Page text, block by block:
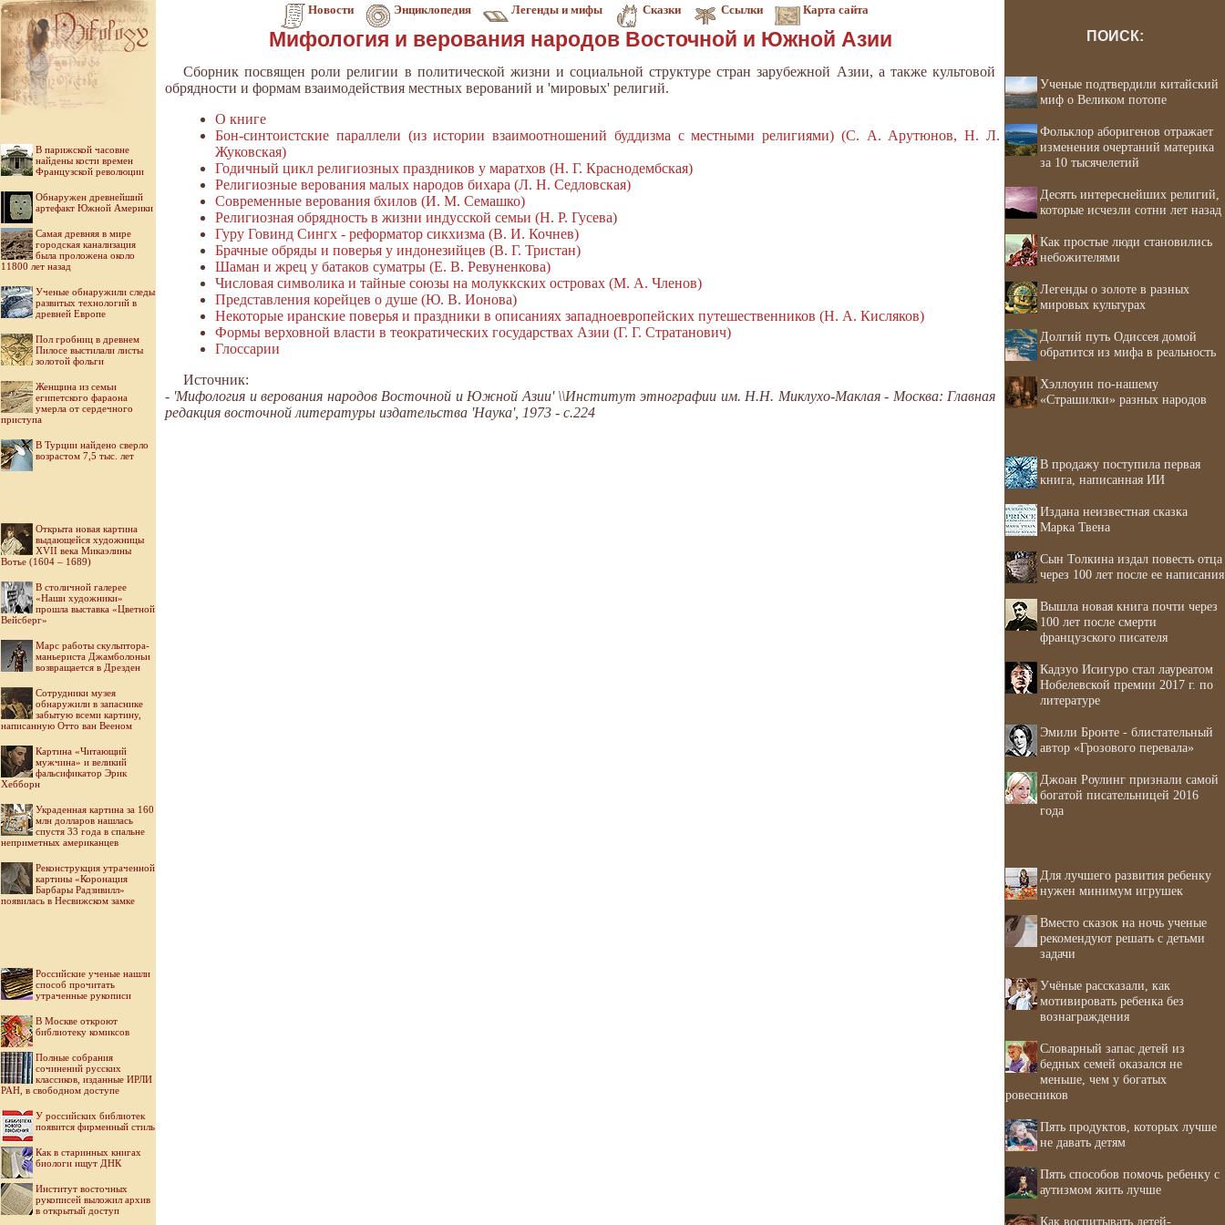
Новости Энциклопедия Легенды и мифы Сказки Ссылки Карта сайта
В парижской часовне
найдены кости времен
Французской революции
Обнаружен древнейший
артефакт Южной Америки
Самая древняя в мире
городская канализация
была проложена около
11800 лет назад
Ученые обнаружили следы
развитых технологий в
древней Европе
Пол гробниц в древнем
Пилосе выстилали листы
золотой фольги
Женщина из семьи
египетского фараона
умерла от сердечного
приступа
В Турции найдено сверло
возрастом 7,5 тыс. лет
Открыта новая картина
выдающейся художницы
XVII века Микаэлины
Вотье (1604 – 1689)
В столичной галерее
«Наши художники»
прошла выставка «Цветной
Вейсберг»
Марс работы скульптора-
маньериста Джамболоньи
возвращается в Дрезден
Cотрудники музея
обнаружили в запаснике
забытую всеми картину,
написанную Отто ван Вееном
Картина «Читающий
мужчина» и великий
фальсификатор Эрик
Хебборн
Украденная картина за 160
млн долларов нашлась
спустя 33 года в спальне
неприметных американцев
Реконструкция утраченной
картины «Коронация
Барбары Радзивилл»
появилась в Несвижском замке
Российские ученые нашли
способ прочитать
утраченные рукописи
В Москве откроют
библиотеку комиксов
Полные собрания
сочинений русских
классиков, изданные ИРЛИ
РАН, в свободном доступе
У российских библиотек
появится фирменный стиль
Как в старинных книгах
биологи ищут ДНК
Институт восточных
рукописей выложил архив
в открытый доступ
Мифология и верования народов Восточной и Южной Азии
Сборник посвящен роли религии в политической жизни и социальной структуре стран зарубежной Азии, а также культовой
обрядности и формам взаимодействия местных верований и 'мировых' религий.
О книге
Бон-синтоистские параллели (из истории взаимоотношений буддизма с местными религиями) (С. А. Арутюнов, Н. Л.
Жуковская)
Годичный цикл религиозных праздников у маратхов (Н. Г. Краснодембская)
Религиозные верования малых народов бихара (Л. Н. Седловская)
Современные верования бхилов (И. М. Семашко)
Религиозная обрядность в жизни индусской семьи (Н. Р. Гусева)
Гуру Говинд Сингх - реформатор сикхизма (В. И. Кочнев)
Брачные обряды и поверья у индонезийцев (В. Г. Тристан)
Шаман и жрец у батаков суматры (Е. В. Ревуненкова)
Числовая символика и тайные союзы на молуккских островах (М. А. Членов)
Представления корейцев о душе (Ю. В. Ионова)
Некоторые иранские поверья и праздники в описаниях западноевропейских путешественников (Н. А. Кисляков)
Формы верховной власти в теократических государствах Азии (Г. Г. Стратанович)
Глоссарии
Источник:
- 'Мифология и верования народов Восточной и Южной Азии' \\Институт этнографии им. Н.Н. Миклухо-Маклая - Москва: Главная
редакция восточной литературы издательства 'Наука', 1973 - с.224
ПОИСК:
Ученые подтвердили китайский
миф о Великом потопе
Фольклор аборигенов отражает
изменения очертаний материка
за 10 тысячелетий
Десять интереснейших религий,
которые исчезли сотни лет назад
Как простые люди становились
небожителями
Легенды о золоте в разных
мировых культурах
Долгий путь Одиссея домой
обратится из мифа в реальность
Хэллоуин по-нашему
«Страшилки» разных народов
В продажу поступила первая
книга, написанная ИИ
Издана неизвестная сказка
Марка Твена
Сын Толкина издал повесть отца
через 100 лет после ее написания
Вышла новая книга почти через
100 лет после смерти
французского писателя
Кадзуо Исигуро стал лауреатом
Нобелевской премии 2017 г. по
литературе
Эмили Бронте - блистательный
автор «Грозового перевала»
Джоан Роулинг признали самой
богатой писательницей 2016
года
Для лучшего развития ребенку
нужен минимум игрушек
Вместо сказок на ночь ученые
рекомендуют решать с детьми
задачи
Учёные рассказали, как
мотивировать ребенка без
вознаграждения
Словарный запас детей из
бедных семей оказался не
меньше, чем у богатых
ровесников
Пять продуктов, которых лучше
не давать детям
Пять способов помочь ребенку с
аутизмом жить лучше
Как воспитывать детей-